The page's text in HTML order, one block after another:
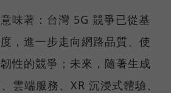
味著：台灣 5G 競爭已從基
，進一步走向網路品質、使
性的競爭；未來，隨著生成
雲端服務、XR 沉浸式體驗、